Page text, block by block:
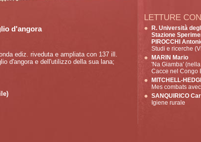
d'angora
ediz. riveduta e ampliata con 137 ill.
d'angora e dell'utilizzo della sua lana;
LETTURE
R. Università
Stazione
PIROCCHI
Studi e ricerche
MARIN Mario
'Na Giamba'
Cacce nel Congo
MITCHELL-
Mes combats
SANQUIRICO
Igiene rurale